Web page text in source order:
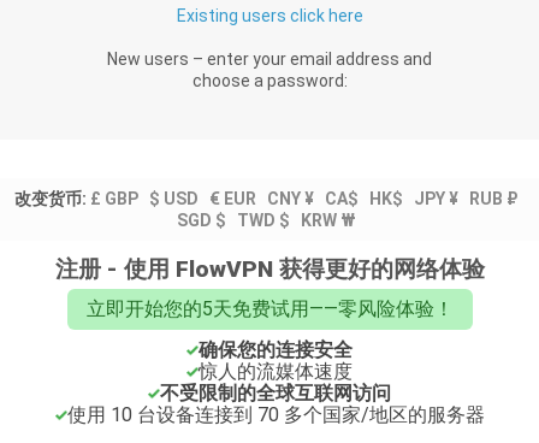
Existing users click here
New users – enter your email address and
choose a password:
改变货币: £ GBP $ USD € EUR CNY ¥ CA$ HK$ JPY ¥
RUB ₽
SGD $
TWD $ KRW ₩
注册 - 使用 FlowVPN 获得更好的网络体验
立即开始您的5天免费试用——零风险体验！
确保您的连接安全
惊人的流媒体速度
不受限制的全球互联网访问
使用 10 台设备连接到 70 多个国家/地区的服务器